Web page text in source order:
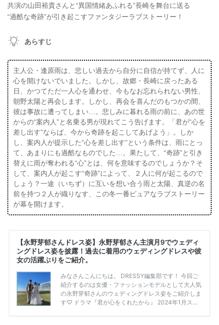
共演の山田裕貴さんと“異国情緒あふれる”長崎を舞台に送る
“過酷な奇跡”が引き起こすファンタジーラブストーリー！
あらすじ
主人公・逢原雨は、悲しい過去から自分に自信が持てず、人に
心を開けないでいました。しかし、故郷・長崎に戻ったある
日、かつてただ一人心を通わせ、今もなお忘れられない男性、
朝野太陽と再会します。しかし、再会を喜んだのもつかの間、
彼は事故に遭ってしまい…。悲しみに暮れる雨の前に、あの世
からの“案内人”と名乗る男が現れてこう告げます。「君が“心を
差し出す”ならば、今から奇跡を起こしてあげよう」。しか
し、案内人が提示した“心を差し出す”という条件は、雨にとっ
て、あまりにも過酷なものでした…。果たして、“奇跡”と引き
替えに雨が奪われる“心”とは、何を意味するのでしょうか？そ
して、案内人が起こす“奇跡”によって、２人に何が起こるので
しょう？一途（いちず）に互いを想い合う雨と太陽、真逆の名
前を持つ２人が織りなす、この冬一番ピュアなラブストーリー
が幕を開けます。